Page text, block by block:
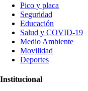
Pico y placa
Seguridad
Educación
Salud y COVID-19
Medio Ambiente
Movilidad
Deportes
Institucional